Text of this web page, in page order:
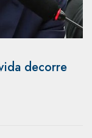
decorre